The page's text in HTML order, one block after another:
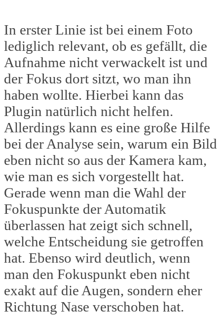
In erster Linie ist bei einem Foto
lediglich relevant, ob es gefällt, die
Aufnahme nicht verwackelt ist und
der Fokus dort sitzt, wo man ihn
haben wollte. Hierbei kann das
Plugin natürlich nicht helfen.
Allerdings kann es eine große Hilfe
bei der Analyse sein, warum ein Bild
eben nicht so aus der Kamera kam,
wie man es sich vorgestellt hat.
Gerade wenn man die Wahl der
Fokuspunkte der Automatik
überlassen hat zeigt sich schnell,
welche Entscheidung sie getroffen
hat. Ebenso wird deutlich, wenn
man den Fokuspunkt eben nicht
exakt auf die Augen, sondern eher
Richtung Nase verschoben hat.